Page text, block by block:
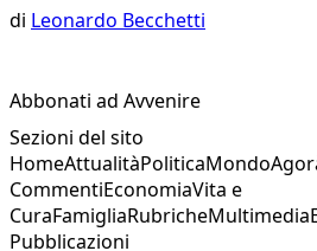
di Leonardo Becchetti
Abbonati ad Avvenire
Sezioni del sito
HomeAttualitàPoliticaMondo
CommentiEconomiaVita e
CuraFamigliaRubricheMultimedia
Pubblicazioni